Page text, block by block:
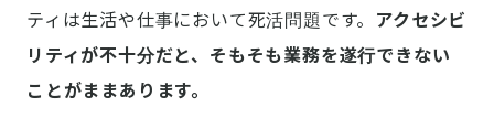
ティは生活や仕事において死活問題です。 アクセシビ
リティが不十分だと、そもそも業務を遂行できない
ことがままあります。